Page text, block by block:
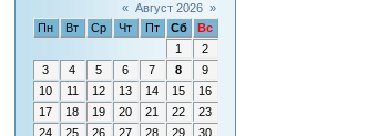
« Август 2026 »
Пн
Вт Ср Чт Пт Сб
Вс
1
2
3
4 5 6 7 8
9
10
11 12 13 14 15
16
17
18 19 20 21 22
23
24
25 26 27 28 29
30